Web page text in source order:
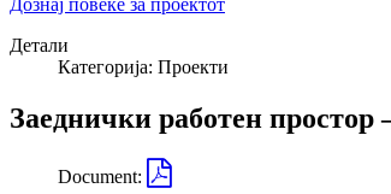
Дознај повеќе за проектот
Детали
Категорија: Проекти
Заеднички работен простор
Document: